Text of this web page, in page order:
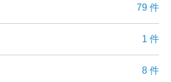
79 件
1 件
8 件